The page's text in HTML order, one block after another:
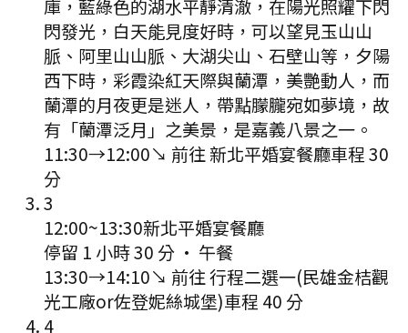
庫，藍綠色的湖水平靜清澈，在陽光照耀下閃
閃發光，白天能見度好時，可以望見玉山山
脈、阿里山山脈、大湖尖山、石壁山等，夕陽
西下時，彩霞染紅天際與蘭潭，美艷動人，而
蘭潭的月夜更是迷人，帶點朦朧宛如夢境，故
有「蘭潭泛月」之美景，是嘉義八景之一。
11:30→12:00↘ 前往 新北平婚宴餐廳車程30
分
3
12:00~13:30新北平婚宴餐廳
停留 1 小時 30 分 · 午餐
13:30→14:10↘ 前往行程二選一(民雄金桔觀
光工廠or佐登妮絲城堡)車程 40 分
4